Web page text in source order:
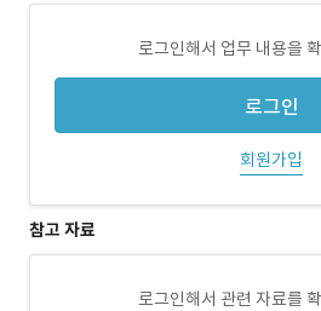
로그인해서 업무 내용을
로그인
회원가입
참고 자료
로그인해서 관련 자료를